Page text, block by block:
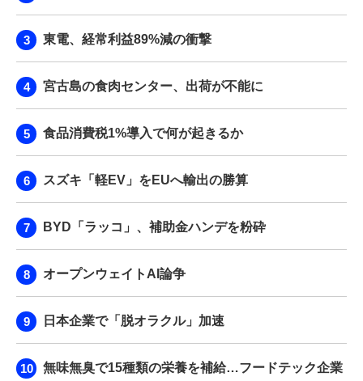
東電、経常利益89%減の衝撃
宮古島の食肉センター、出荷が不能に
食品消費税1%導入で何が起きるか
スズキ「軽EV」をEUへ輸出の勝算
BYD「ラッコ」、補助金ハンデを粉砕
オープンウェイトAI論争
日本企業で「脱オラクル」加速
無味無臭で15種類の栄養を補給…フードテック企業